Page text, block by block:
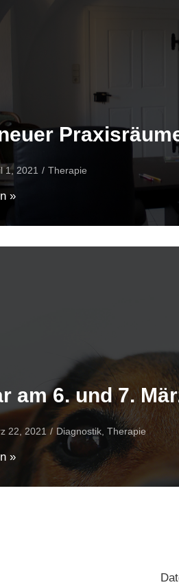
1, 2021 Therapie
»
am 6. und 7.
22, 2021 Diagnostik Therapie
»